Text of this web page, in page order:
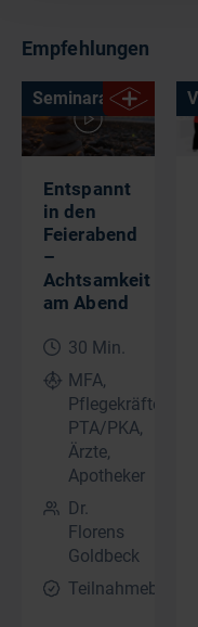
Empfehlungen
Entspannt
in den
Feierabend
–
Achtsamkeit
am Abend
30 Min.
MFA,
Pflegekräfte,
PTA/PKA,
Ärzte,
Apotheker
Dr.
Florens
Goldbeck